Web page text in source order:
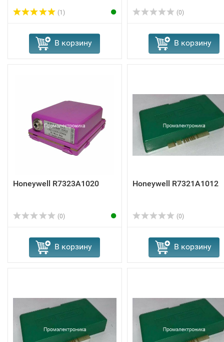
(1)
В корзину
(0)
В корзину
Honeywell R7323A1020
(0)
В корзину
Honeywell R7321A1012
(0)
В корзину